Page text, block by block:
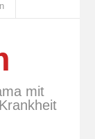
mit